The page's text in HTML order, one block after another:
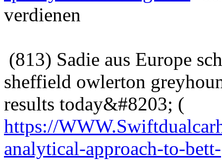
verdienen
(813) Sadie aus Europe
sheffield owlerton
results today&#8203; (
https://
analytical-approach-to-bett-